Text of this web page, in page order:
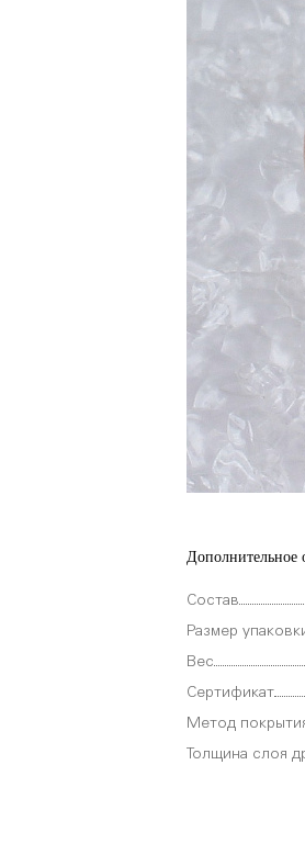
Дополнительное
Состав
Размер
Вес
Сертификат
Метод
Толщина слоя